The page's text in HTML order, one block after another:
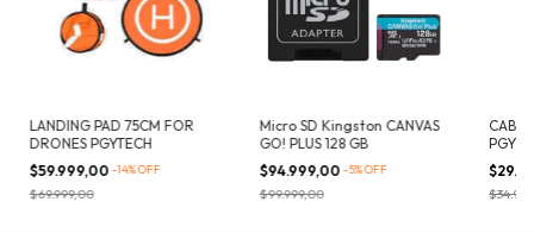
LANDING PAD 75CM FOR
DRONES PGYTECH
$59.999,00 -14%OFF
$69.999,00
Micro SD Kingston CANVAS
GO! PLUS 128 GB
$94.999,00 -5%OFF
$99.999,00